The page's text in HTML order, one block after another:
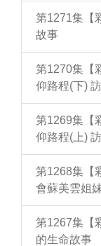
第1271集【
故事
第1270集【
仰路程(下)
第1269集【
仰路程(上)
第1268集【
會蘇美雲姐
第1267集【
的生命故事